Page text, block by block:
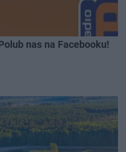
nas na Facebooku!